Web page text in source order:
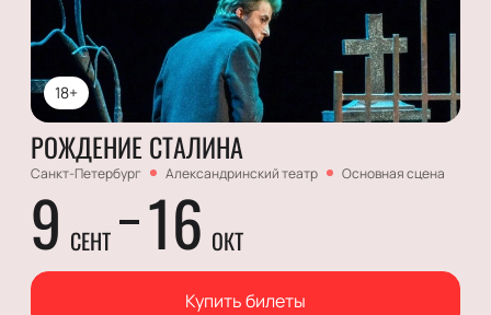
18+
РОЖДЕНИЕ СТАЛИНА
Санкт-Петербург Александринский театр Основная сцена
9 СЕНТ 16 ОКТ
Купить билеты